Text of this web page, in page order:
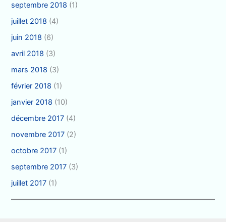
septembre 2018 (1)
juillet 2018 (4)
juin 2018 (6)
avril 2018 (3)
mars 2018 (3)
février 2018 (1)
janvier 2018 (10)
décembre 2017 (4)
novembre 2017 (2)
octobre 2017 (1)
septembre 2017 (3)
juillet 2017 (1)